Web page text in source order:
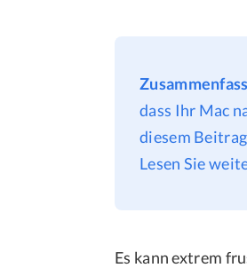
dass Ihr Mac
diesem
Lesen Sie
Es kann extrem